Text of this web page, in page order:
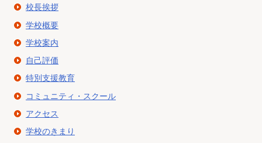
校長挨拶
学校概要
学校案内
自己評価
特別支援教育
コミュニティ・スクール
アクセス
学校のきまり